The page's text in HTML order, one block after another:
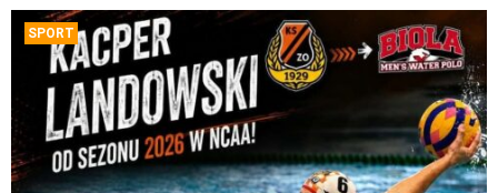
SPORT